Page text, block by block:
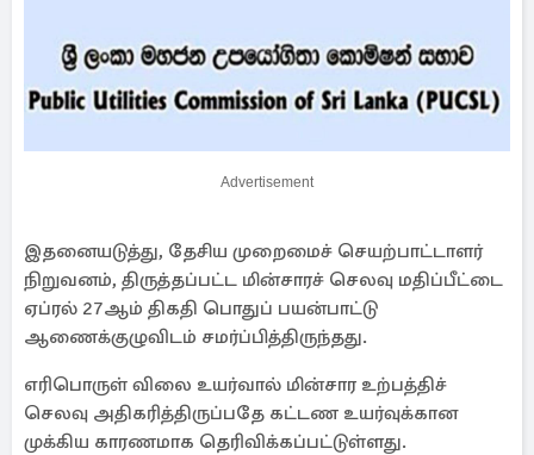
Advertisement
இதனையடுத்து, தேசிய முறைமைச் செயற்பாட்டாளர்
நிறுவனம், திருத்தப்பட்ட மின்சாரச் செலவு மதிப்பீட்டை
ஏப்ரல் 27ஆம் திகதி பொதுப் பயன்பாட்டு
ஆணைக்குழுவிடம் சமர்ப்பித்திருந்தது.
எரிபொருள் விலை உயர்வால் மின்சார உற்பத்திச்
செலவு அதிகரித்திருப்பதே கட்டண உயர்வுக்கான
முக்கிய காரணமாக தெரிவிக்கப்பட்டுள்ளது.